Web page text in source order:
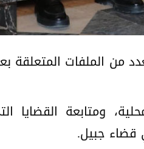
من الملفات المتعلقة
ومتابعة
قضاء جبيل.